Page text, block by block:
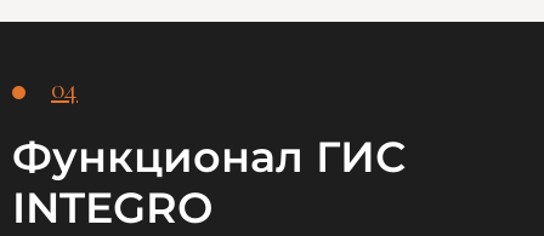
04
Функционал ГИС
INTEGRO